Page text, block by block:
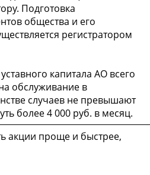
Подготовка
общества и его
регистратором
капитала АО всего
обслуживание в
случаев не превышают
более 4 000 руб. в месяц.
акции проще и быстрее,